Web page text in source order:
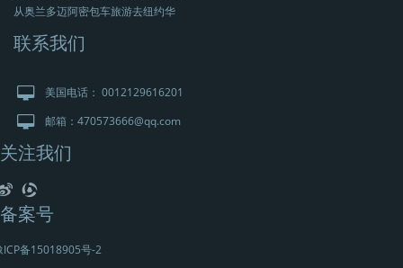
从奥兰多迈阿密包车旅游去纽约华
联系我们
美国电话： 0012129616201
邮箱：470573666@qq.com
关注我们
备案号
ICP备15018905号-2